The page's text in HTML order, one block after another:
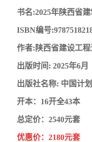
书名:2025年陕西省
ISBN编号
作者:陕西省建设工
出版时间: 2025年6月
出版社名称: 中国计
开本：16开全43本
总定价：2540元套
优惠价：2180元套